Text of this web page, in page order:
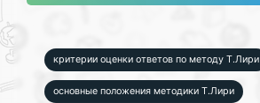
критерии оценки ответов по методу Т.Лири
основные положения методики Т.Лири